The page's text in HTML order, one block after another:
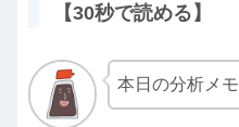
【30秒で読める】
本日の分析メモ